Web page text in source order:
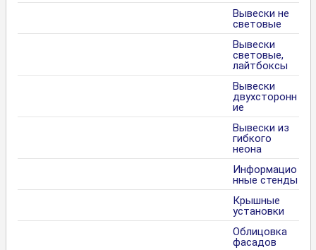
Вывески не
световые
Вывески
световые,
лайтбоксы
Вывески
двухсторонн
ие
Вывески из
гибкого
неона
Информацио
нные стенды
Крышные
установки
Облицовка
фасадов